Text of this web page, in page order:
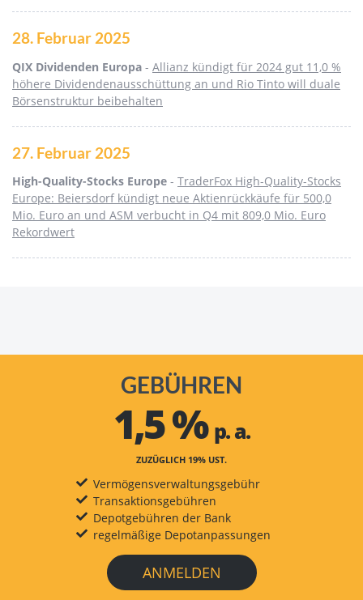
28. Februar 2025
QIX Dividenden Europa - Allianz kündigt für 2024 gut 11,0 %
höhere Dividendenausschüttung an und Rio Tinto will duale
Börsenstruktur beibehalten
27. Februar 2025
High-Quality-Stocks Europe - TraderFox High-Quality-Stocks
Europe: Beiersdorf kündigt neue Aktienrückkäufe für 500,0
Mio. Euro an und ASM verbucht in Q4 mit 809,0 Mio. Euro
Rekordwert
GEBÜHREN
1,5 % p. a.
ZUZÜGLICH 19% UST.
Vermögensverwaltungsgebühr
Transaktionsgebühren
Depotgebühren der Bank
regelmäßige Depotanpassungen
ANMELDEN